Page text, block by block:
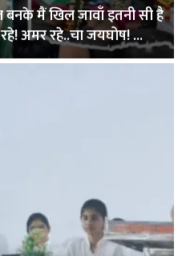
बनके मैं खिल जावाँ इतनी सी है
अमर रहे..चा जयघोष! ...